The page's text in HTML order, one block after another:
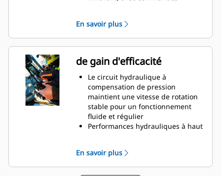
retirer l'équipement du bas
peut être piloté depuis l’écran de
la cabine
Le capteur d’inclinaison GS520,
installé de série dans un
emplacement protégé, fournit un
retour précis sur la position
d’inclinaison au système de
nivellement
SecureLock™ utilise une
technologie de capteurs intégrés
au vérin de verrouillage pour
afin de réduire le risque de
balancement ou de chute des
En savoir plus
de gain d'efficacité
Le circuit hydraulique à
compensation de pression
maintient une vitesse de rotation
stable pour un fonctionnement
fluide et régulier
Performances hydrauliques à haut
haut débit
Le système de lubrification
En savoir plus